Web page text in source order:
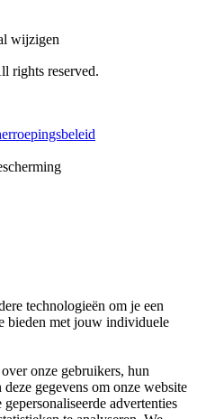
wijzigen
rights reserved.
technologieën om je een
bieden met jouw individuele
onze gebruikers, hun
gegevens om onze website
advertenties